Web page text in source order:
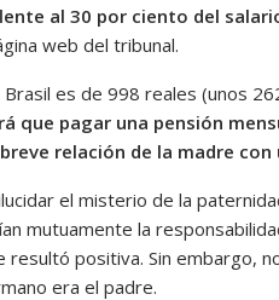
al 30 por ciento del
web del tribunal.
Brasil es de 998 reales (unos
que pagar una pensión
relación de la madre con
el misterio de la
mutuamente la
resultó positiva. Sin embargo,
era el padre.